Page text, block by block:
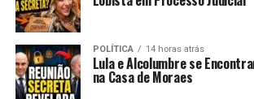
POLÍTICA 14 horas atrás
Lula e Alcolumbre se
na Casa de Moraes